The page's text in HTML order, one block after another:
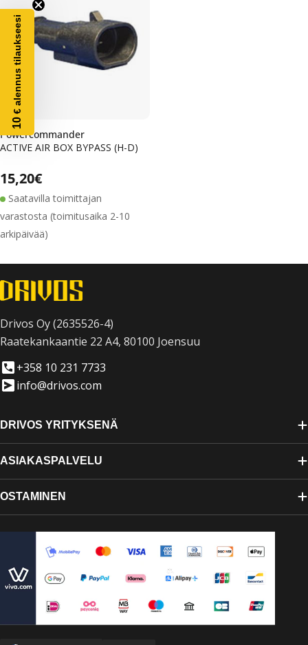
Powercommander
ACTIVE AIR BOX BYPASS (H-D)
Normaalihinta
15,20€
Saatavilla toimittajan
varastosta (toimitusaika 2-10
arkipäivää)
Drivos Oy (2635526-4)
Raatekankaantie 22 A4, 80100 Joensuu
+358 10 231 7733
info@drivos.com
DRIVOS YRITYKSENÄ
ASIAKASPALVELU
OSTAMINEN
10
€ alennus tilaukseesi